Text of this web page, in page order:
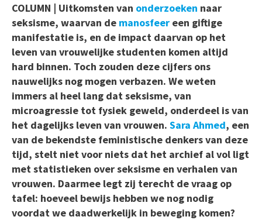
COLUMN | Uitkomsten van onderzoeken naar
seksisme, waarvan de manosfeer een giftige
manifestatie is, en de impact daarvan op het
leven van vrouwelijke studenten komen altijd
hard binnen. Toch zouden deze cijfers ons
nauwelijks nog mogen verbazen. We weten
immers al heel lang dat seksisme, van
microagressie tot fysiek geweld, onderdeel is van
het dagelijks leven van vrouwen. Sara Ahmed, een
van de bekendste feministische denkers van deze
tijd, stelt niet voor niets dat het archief al vol ligt
met statistieken over seksisme en verhalen van
vrouwen. Daarmee legt zij terecht de vraag op
tafel: hoeveel bewijs hebben we nog nodig
voordat we daadwerkelijk in beweging komen?